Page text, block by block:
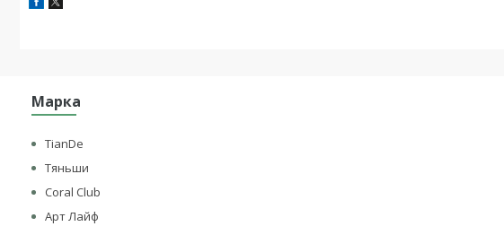
Марка
TianDe
Тяньши
Coral Club
Арт Лайф